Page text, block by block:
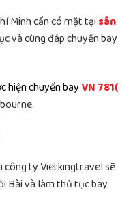
Minh cần có mặt tại sân
và cùng đáp chuyến bay
hiện chuyến bay VN 781(
công ty Vietkingtravel sẽ
Bài và làm thủ tục bay.